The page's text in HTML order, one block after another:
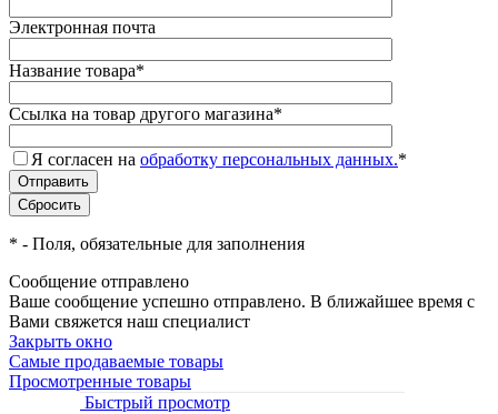
Электронная почта
Название товара*
Ссылка на товар другого магазина*
Я согласен на обработку персональных данных.*
* - Поля, обязательные для заполнения
Сообщение отправлено
Ваше сообщение успешно отправлено. В ближайшее время с
Вами свяжется наш специалист
Закрыть окно
Самые продаваемые товары
Просмотренные товары
Быстрый просмотр